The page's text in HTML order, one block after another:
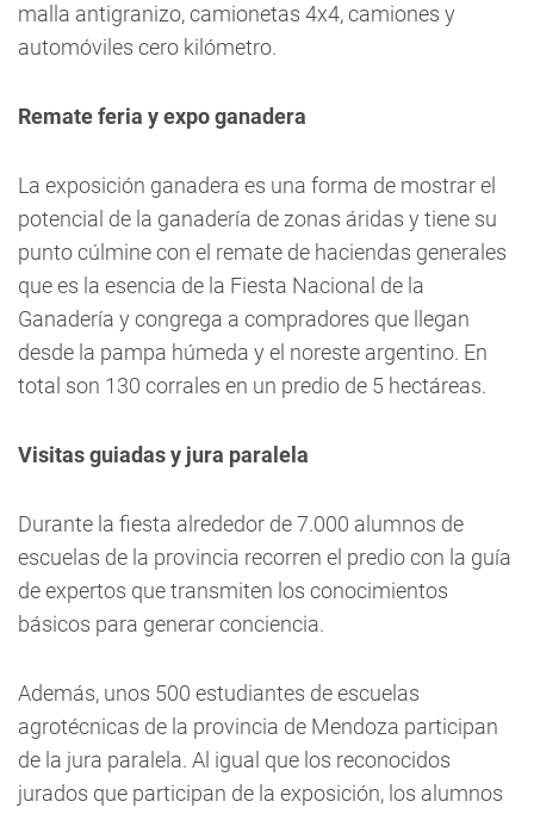
malla antigranizo, camionetas 4x4, camiones y
automóviles cero kilómetro.
Remate feria y expo ganadera
La exposición ganadera es una forma de mostrar el
potencial de la ganadería de zonas áridas y tiene su
punto cúlmine con el remate de haciendas generales
que es la esencia de la Fiesta Nacional de la
Ganadería y congrega a compradores que llegan
desde la pampa húmeda y el noreste argentino. En
total son 130 corrales en un predio de 5 hectáreas.
Visitas guiadas y jura paralela
Durante la fiesta alrededor de 7.000 alumnos de
escuelas de la provincia recorren el predio con la guía
de expertos que transmiten los conocimientos
básicos para generar conciencia.
Además, unos 500 estudiantes de escuelas
agrotécnicas de la provincia de Mendoza participan
de la jura paralela. Al igual que los reconocidos
jurados que participan de la exposición, los alumnos